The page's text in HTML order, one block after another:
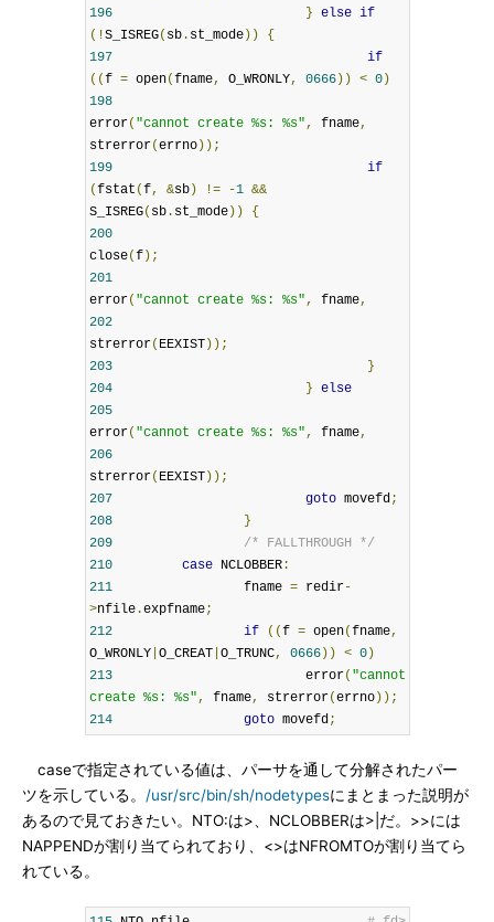
196
} else if
(!S_ISREG( sb. st_mode))
{
197
if
((f = open(fname, O_WRONLY, 0666)) < 0)
198
error( "cannot create %s: %s", fname,
strerror(errno));
199
if
(fstat (f, &sb) != -1 &&
S_ISREG( sb. st_mode))
{
200
close(f);
201
error( "cannot create %s: %s", fname,
202
strerror( EEXIST));
203
}
204
} else
205
error( "cannot create %s: %s", fname,
206
strerror( EEXIST));
207
goto movefd;
208
}
209
/* FALLTHROUGH */
210
case NCLOBBER:
211
                 fname
= redir-
>nfile.expfname;
212
if ((f = open(fname,
O_WRONLY| O_CREAT| O_TRUNC, 0666)) < 0)
213
                         error
( "cannot
create %s: %s", fname, strerror(errno));
214
goto movefd;
caseで指定されている値は、パーサを通して分解されたパー
ツを示している。 /usr/src/bin/sh/nodetypesにまとまった説明が
あるので見ておきたい。NTO:は>、NCLOBBERは>|だ。>>には
NAPPENDが割り当てられており、<>はNFROMTOが割り当てら
れている。